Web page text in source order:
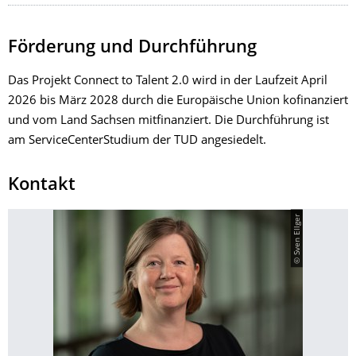
Förderung und Durchführung
Das Projekt Connect to Talent 2.0 wird in der Laufzeit April
2026 bis März 2028 durch die Europäische Union kofinanziert
und vom Land Sachsen mitfinanziert. Die Durchführung ist
am ServiceCenterStudium der TUD angesiedelt.
Kontakt
© Sven Ellger